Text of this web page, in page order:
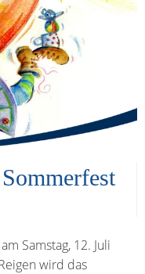
Samstag, 12. Juli
wird das